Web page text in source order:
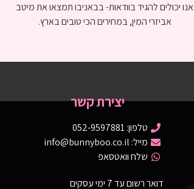
אנו יכולים להגיד בוודאות- בבאניבו תמצאו את מיטב
אביזרי המין, במחירים הכי טובים בארץ.
יצירת קשר
טלפון: 052-9597881
מייל: info@bunnyboo.co.il
שלח וואטסאפ
דואר רשום עד 7 ימי עסקים